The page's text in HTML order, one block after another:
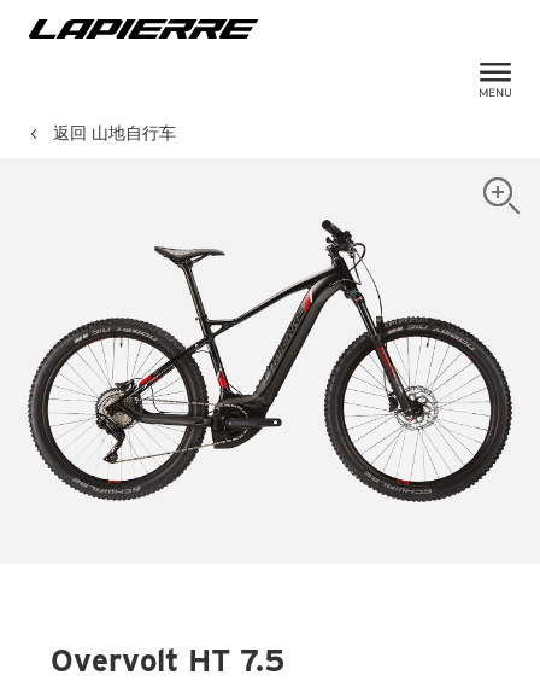
返回 山地自行车
Overvolt HT 7.5